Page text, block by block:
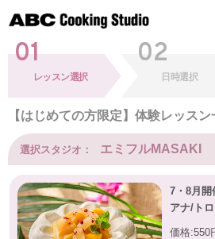
01
レッスン選択
02
日時選択
【はじめての方限定】体験レッスン
選択スタジオ： エミフルMASAKI
7・8月開
アナ/ト
価格:550